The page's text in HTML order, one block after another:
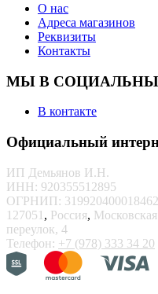
О нас
Адреса магазинов
Реквизиты
Контакты
МЫ В
В контакте
Официальный
ИП Демьянов И.Н.
ИНН: 920355512895
ОГРНИП: 319920400018462
127051 , Россия,
переулок, 4
Телефон: +7 (978) 333 34 20